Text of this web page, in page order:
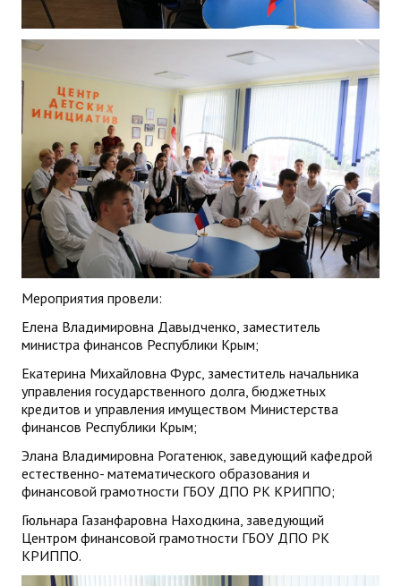
Мероприятия провели:
Елена Владимировна Давыдченко, заместитель
министра финансов Республики Крым;
Екатерина Михайловна Фурс, заместитель начальника
управления государственного долга, бюджетных
кредитов и управления имуществом Министерства
финансов Республики Крым;
Элана Владимировна Рогатенюк, заведующий кафедрой
естественно- математического образования и
финансовой грамотности ГБОУ ДПО РК КРИППО;
Гюльнара Газанфаровна Находкина, заведующий
Центром финансовой грамотности ГБОУ ДПО РК
КРИППО.